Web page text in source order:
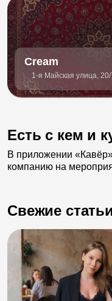
Cream
1-я Майская улица, 20/
Есть с кем и
В приложении
компанию на
Свежие